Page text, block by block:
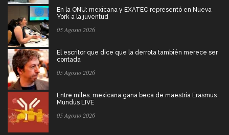
En la ONU: mexicana y EXATEC representó en Nueva
York a la juventud
05 Agosto 2026
El escritor que dice que la derrota también merece ser
contada
05 Agosto 2026
Entre miles: mexicana gana beca de maestría Erasmus
Mundus LIVE
05 Agosto 2026